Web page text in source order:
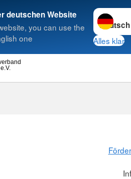
deutschen Website
you can use the
one
Sprache
Alles klar
Suche